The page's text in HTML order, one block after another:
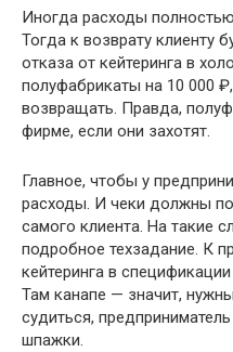
Иногда расходы
Тогда к возврату клиенту
отказа от кейтеринга в
полуфабрикаты на 10 000
возвращать. Правда,
фирме, если они захотят.
Главное, чтобы у
расходы. И чеки должны
самого клиента. На такие
подробное техзадание. К
кейтеринга в
Там канапе — значит,
судиться,
шпажки.